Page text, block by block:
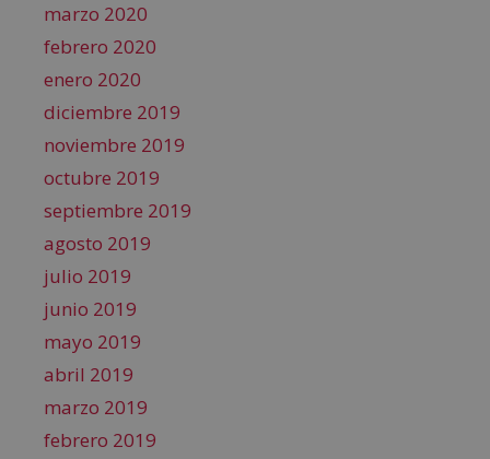
marzo 2020
febrero 2020
enero 2020
diciembre 2019
noviembre 2019
octubre 2019
septiembre 2019
agosto 2019
julio 2019
junio 2019
mayo 2019
abril 2019
marzo 2019
febrero 2019